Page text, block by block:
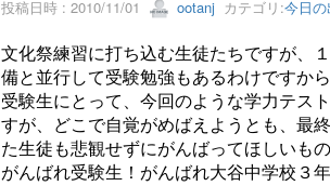
投稿日時 : 2010/11/01 ootanjカテゴリ:今日
文化祭練習に打ち込む生徒たちですが、
備と並行して受験勉強もあるわけですか
受験生にとって、今回のような学力テス
すが、どこで自覚がめばえようとも、最
た生徒も悲観せずにがんばってほしいもの
がんばれ受験生！がんばれ大谷中学校３